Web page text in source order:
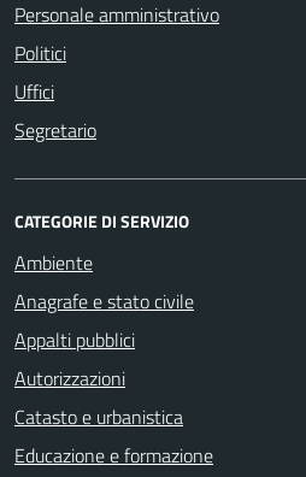
Personale amministrativo
Politici
Uffici
Segretario
CATEGORIE DI SERVIZIO
Ambiente
Anagrafe e stato civile
Appalti pubblici
Autorizzazioni
Catasto e urbanistica
Educazione e formazione